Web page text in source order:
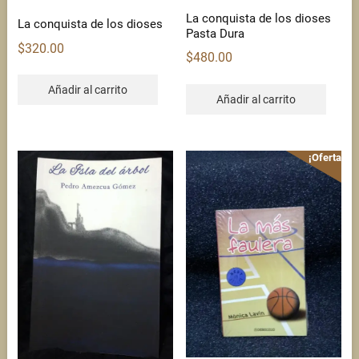
La conquista de los dioses
$320.00
Añadir al carrito
La conquista de los dioses
Pasta Dura
$480.00
Añadir al carrito
¡Oferta!